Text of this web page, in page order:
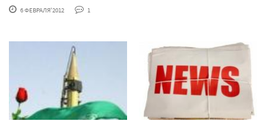
6 ФЕВРАЛЯ'2012 1